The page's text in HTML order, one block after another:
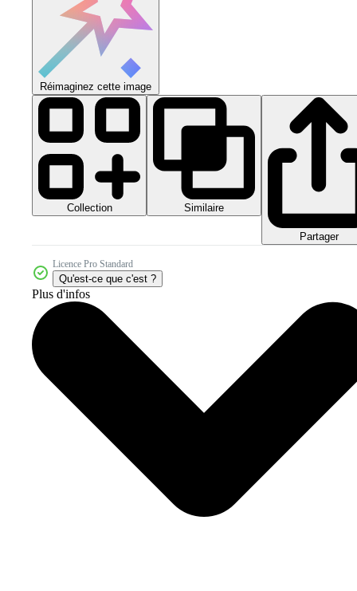
Réimaginez cette image
Collection Similaire
Partager
Licence Pro Standard
Qu'est-ce que c'est ?
Plus d'infos